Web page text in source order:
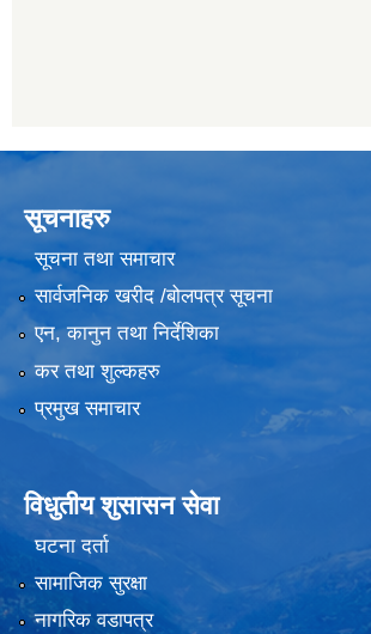
सूचनाहरु
सूचना तथा समाचार
सार्वजनिक खरीद /बोलपत्र सूचना
एन, कानुन तथा निर्देशिका
कर तथा शुल्कहरु
प्रमुख समाचार
विधुतीय शुसासन सेवा
घटना दर्ता
सामाजिक सुरक्षा
नागरिक वडापत्र